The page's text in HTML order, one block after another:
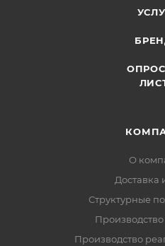
О
Доставка
Структурные
Производство